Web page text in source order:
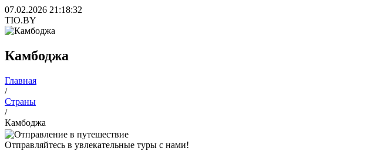
07.02.2026 21:18:32
TIO.BY
Камбоджа
Главная
/
Страны
/
Камбоджа
Отправляйтесь в увлекательные туры с нами!